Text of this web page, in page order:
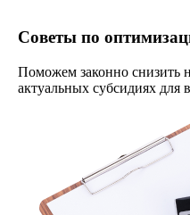
Советы по
Поможем законно снизить
актуальных субсидиях для